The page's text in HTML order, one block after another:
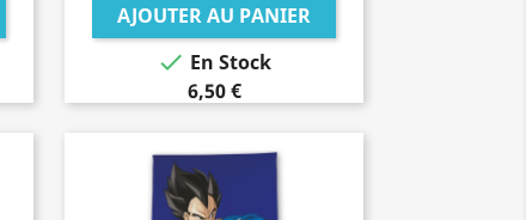
AJOUTER AU PANIER
 En Stock
6,50 €